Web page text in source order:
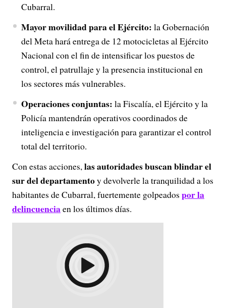
Cubarral.
Mayor movilidad para el Ejército: la Gobernación
del Meta hará entrega de 12 motocicletas al Ejército
Nacional con el fin de intensificar los puestos de
control, el patrullaje y la presencia institucional en
los sectores más vulnerables.
Operaciones conjuntas: la Fiscalía, el Ejército y la
Policía mantendrán operativos coordinados de
inteligencia e investigación para garantizar el control
total del territorio.
Con estas acciones,las autoridades buscan blindar el
sur del departamentoy devolverle la tranquilidad a los
habitantes de Cubarral, fuertemente golpeados por la
delincuenciaen los últimos días.